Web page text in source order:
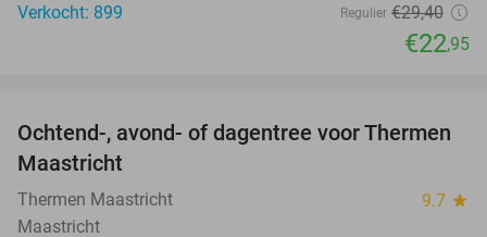
Verkocht: 899
Regulier €29,40
€22,95
25%
Ochtend-, avond- of dagentree voor Thermen
Maastricht
Thermen Maastricht 9.7 star
Maastricht